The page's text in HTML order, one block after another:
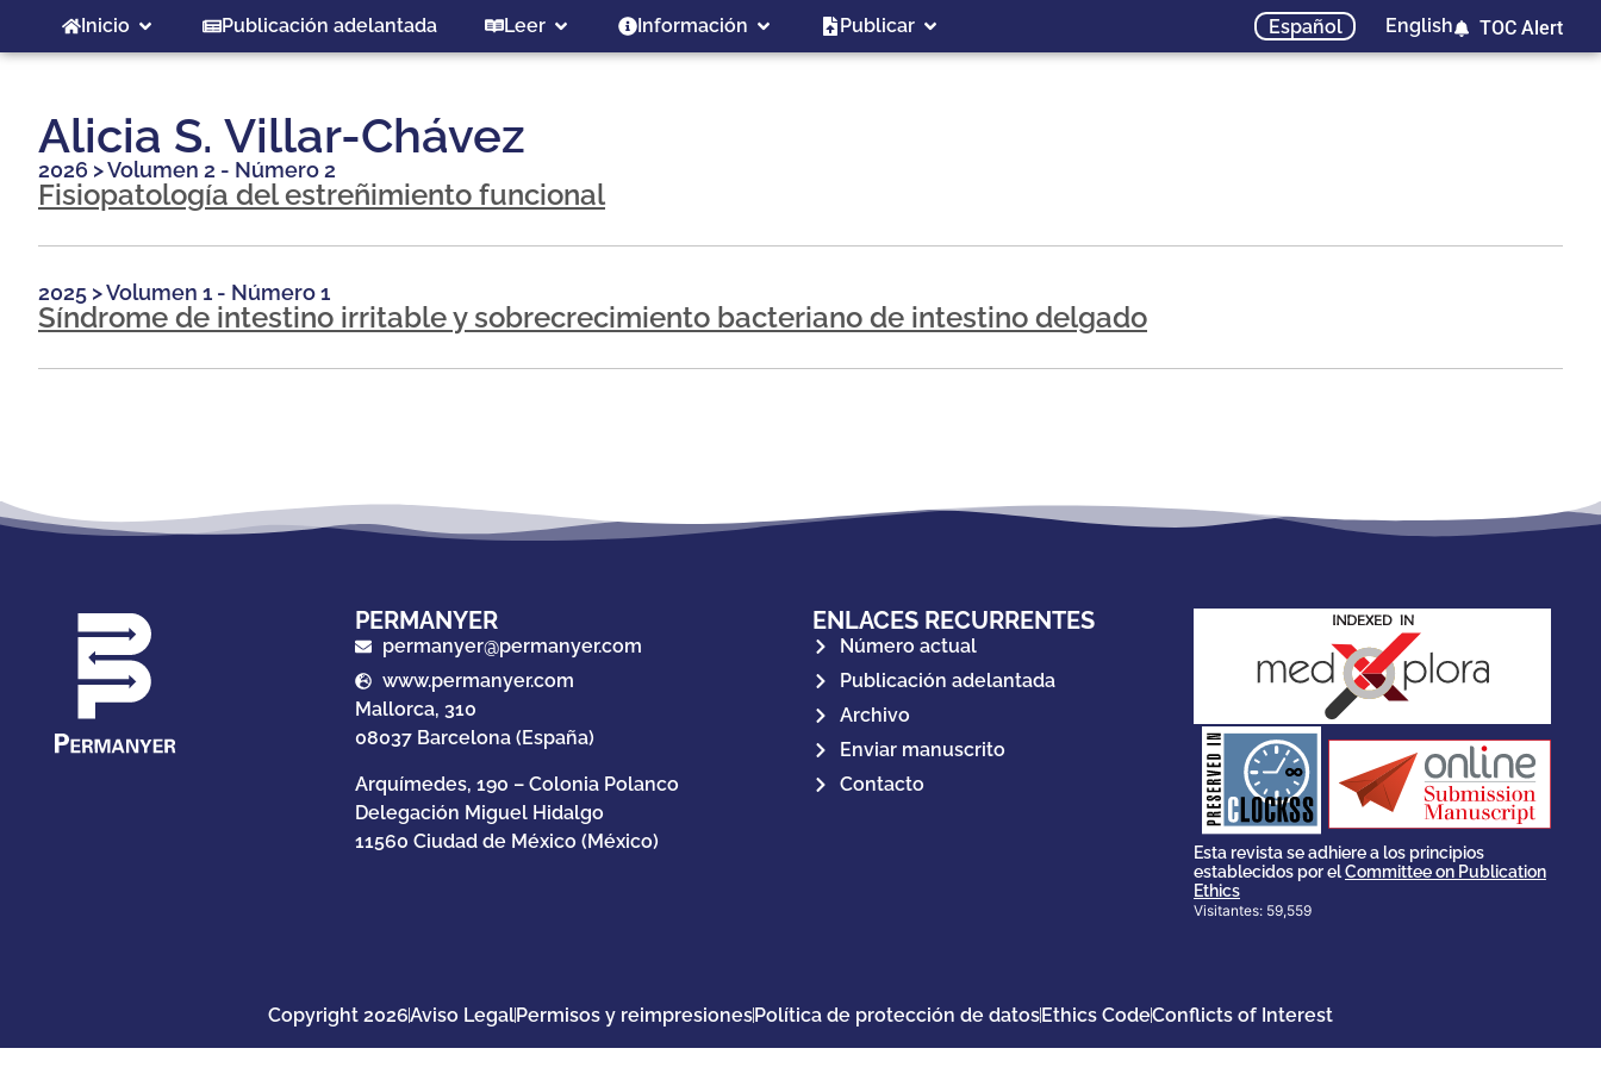
Inicio Publicación adelantada Leer Información Publicar Español English TOC Alert
Alicia S. Villar-Chávez
2026 >Volumen 2 - Número 2
Fisiopatología del estreñimiento funcional
2025 >Volumen 1 - Número 1
Síndrome de intestino irritable y sobrecrecimiento bacteriano de intestino delgado
PERMANYER
permanyer@permanyer.com
www.permanyer.com
Mallorca, 310
08037 Barcelona (España)
Arquímedes, 190 – Colonia Polanco
Delegación Miguel Hidalgo
11560 Ciudad de México (México)
ENLACES RECURRENTES
Número actual
Publicación adelantada
Archivo
Enviar manuscrito
Contacto
CLOCKSS is a dak archive that
ensures the long-term
survival of web-based
scholary publications,
governed by and for its
stakeholders.
Esta revista se adhiere a los principios
establecidos por elCommittee on Publication
Ethics
Visitantes: 59,559
Copyright 2026Aviso LegalPermisos y reimpresionesPolítica de protección de datosEthics CodeConflicts of Interest